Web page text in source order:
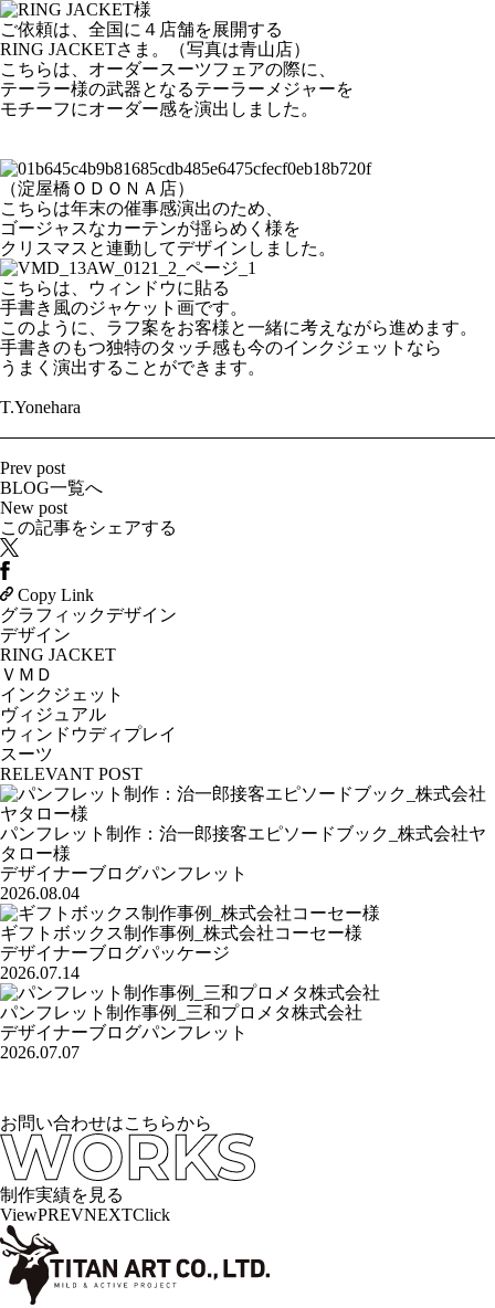
ご依頼は、全国に４店舗を展開する
RING JACKETさま。（写真は青山店）
こちらは、オーダースーツフェアの際に、
テーラー様の武器となるテーラーメジャーを
モチーフにオーダー感を演出しました。
（淀屋橋ＯＤＯＮＡ店）
こちらは年末の催事感演出のため、
ゴージャスなカーテンが揺らめく様を
クリスマスと連動してデザインしました。
こちらは、ウィンドウに貼る
手書き風のジャケット画です。
このように、ラフ案をお客様と一緒に考えながら進めます。
手書きのもつ独特のタッチ感も今のインクジェットなら
うまく演出することができます。
T.Yonehara
Prev post
BLOG一覧へ
New post
この記事をシェアする
Copy Link
グラフィックデザイン
デザイン
RING JACKET
ＶＭＤ
インクジェット
ヴィジュアル
ウィンドウディプレイ
スーツ
RELEVANT POST
パンフレット制作：治一郎接客エピソードブック_株式会社ヤ
タロー様
デザイナーブログパンフレット
2026.08.04
ギフトボックス制作事例_株式会社コーセー様
デザイナーブログパッケージ
2026.07.14
パンフレット制作事例_三和プロメタ株式会社
デザイナーブログパンフレット
2026.07.07
お問い合わせはこちらから
制作実績を見る
ViewPREVNEXTClick